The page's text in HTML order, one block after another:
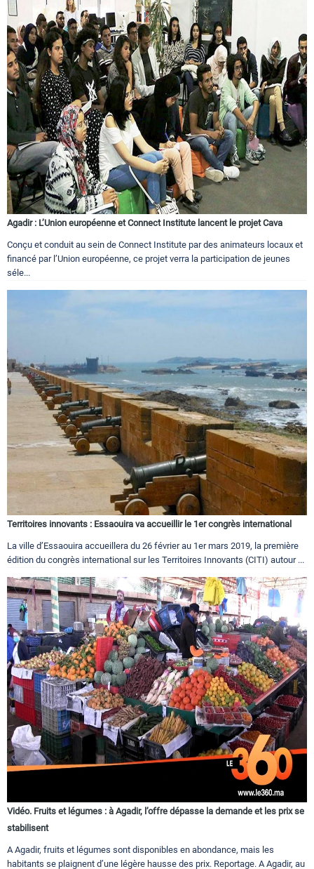
Agadir : L’Union européenne et Connect Institute lancent le projet Cava
Conçu et conduit au sein de Connect Institute par des animateurs locaux et
financé par l’Union européenne, ce projet verra la participation de jeunes
séle...
Territoires innovants : Essaouira va accueillir le 1er congrès international
La ville d’Essaouira accueillera du 26 février au 1er mars 2019, la première
édition du congrès international sur les Territoires Innovants (CITI) autour ...
Vidéo. Fruits et légumes : à Agadir, l’offre dépasse la demande et les prix se
stabilisent
A Agadir, fruits et légumes sont disponibles en abondance, mais les
habitants se plaignent d’une légère hausse des prix. Reportage. A Agadir, au